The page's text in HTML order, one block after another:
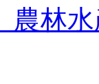
林水